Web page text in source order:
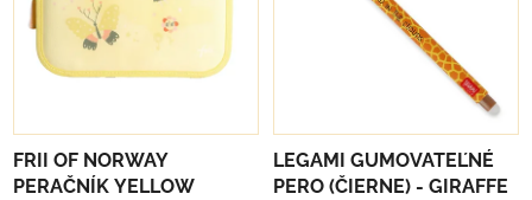
FRII OF NORWAY
PERAČNÍK YELLOW
LEGAMI GUMOVATEĽNÉ
PERO (ČIERNE) - GIRAFFE